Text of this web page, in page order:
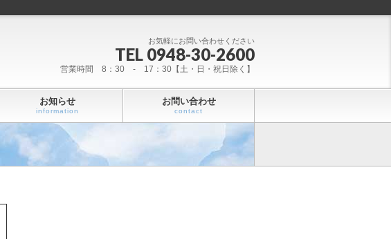
お気軽にお問い合わせください
TEL 0948-30-2600
営業時間 8：30 - 17：30【土・日・祝日除く】
お知らせ
information
お問い合わせ
contact